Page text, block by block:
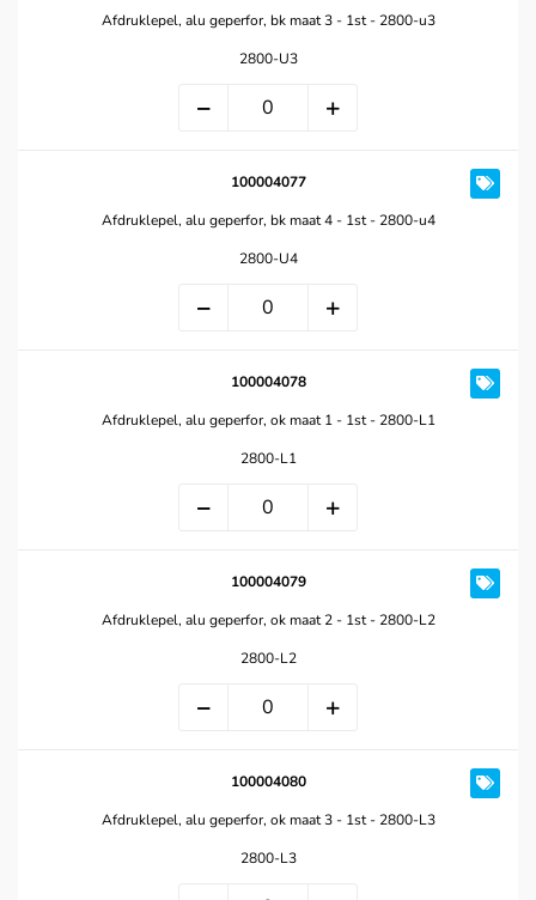
Afdruklepel, alu geperfor, bk maat 3 - 1st - 2800-u3
2800-U3
100004077
Afdruklepel, alu geperfor, bk maat 4 - 1st - 2800-u4
2800-U4
100004078
Afdruklepel, alu geperfor, ok maat 1 - 1st - 2800-L1
2800-L1
100004079
Afdruklepel, alu geperfor, ok maat 2 - 1st - 2800-L2
2800-L2
100004080
Afdruklepel, alu geperfor, ok maat 3 - 1st - 2800-L3
2800-L3